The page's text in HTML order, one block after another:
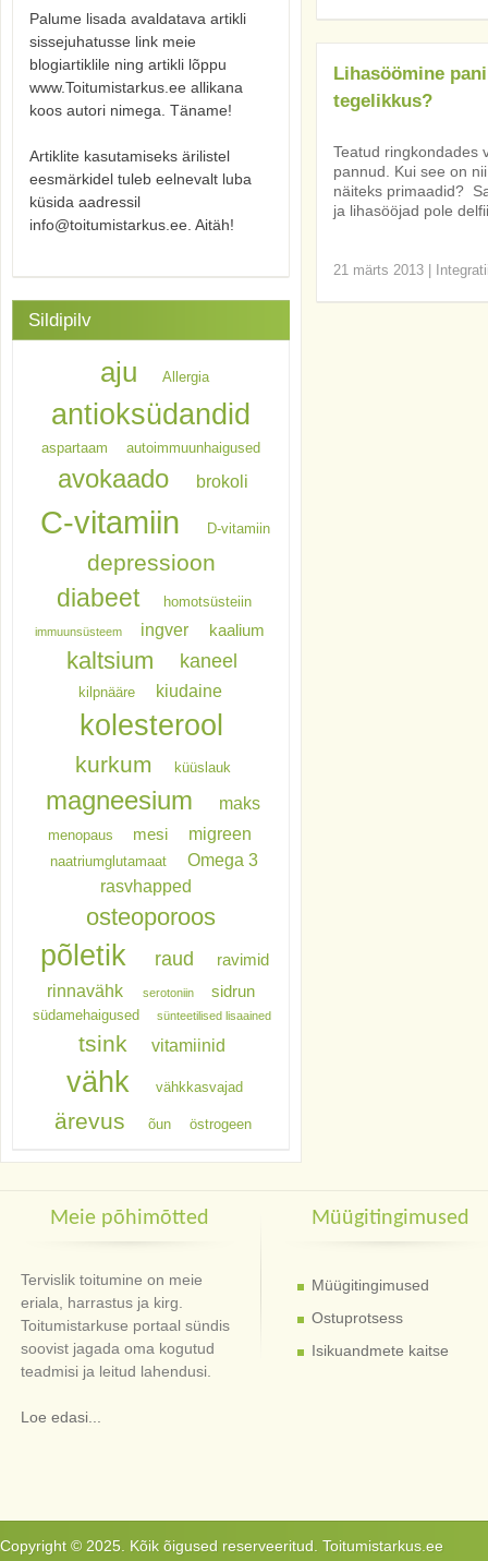
Lihasöömine
tegelikkus?
Teatud ringkondades
pannud. Kui see on
näiteks primaadid?
ja lihasööjad pole
21 märts 2013
Palume lisada avaldatava artikli
sissejuhatusse link meie
blogiartiklile ning artikli lõppu
www.Toitumistarkus.ee allikana
koos autori nimega. Täname!
Artiklite kasutamiseks ärilistel
eesmärkidel tuleb eelnevalt luba
küsida aadressil
info@toitumistarkus.ee. Aitäh!
Sildipilv
aju Allergia
antioksüdandid
aspartaam autoimmuunhaigused
avokaado brokoli
C-vitamiin D-vitamiin
depressioon
diabeet homotsüsteiin
immuunsüsteem ingver kaalium
kaltsium kaneel
kilpnääre kiudaine
kolesterool
kurkum küüslauk
magneesium maks
menopaus mesi migreen
naatriumglutamaat
Omega 3
rasvhapped
osteoporoos
põletik raud ravimid
rinnavähk serotoniin sidrun
südamehaigused sünteetilised lisaained
tsink vitamiinid
vähk vähkkasvajad
ärevus õun östrogeen
Meie põhimõtted
Tervislik toitumine on meie
eriala, harrastus ja kirg.
Toitumistarkuse portaal sündis
soovist jagada oma kogutud
teadmisi ja leitud lahendusi.
Loe edasi...
Müügitingimused
Müügitingimused
Ostuprotsess
Isikuandmete kaitse
Copyright © 2025. Kõik õigused reserveeritud. Toitumistarkus.ee